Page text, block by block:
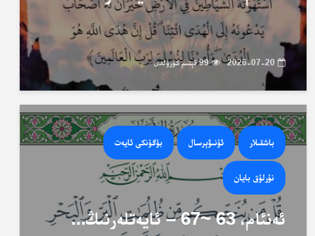
2026-07-20 99 قېتىم كۆرۈلدى
باشقىلار ئۇنىۋېرسال بۈگۈنكى ئايەت
نۇرلۇق بايان
ئەنئام، 63 ~67 – ئايەتلەرنىڭ...